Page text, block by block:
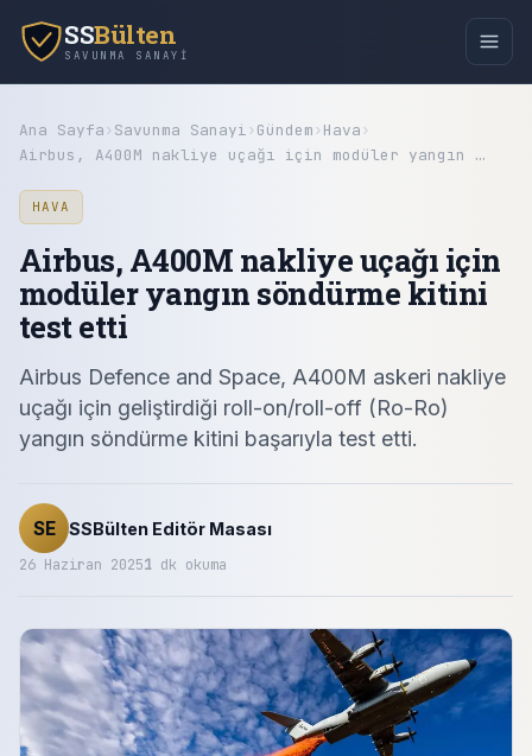
SSBülten
SAVUNMA SANAYI
Ana Sayfa› Savunma Sanayi› Gündem› Hava›
Airbus, A400M nakliye uçağı için modüler yangın …
HAVA
Airbus, A400M nakliye uçağı için
modüler yangın söndürme kitini
test etti
Airbus Defence and Space, A400M askeri nakliye
uçağı için geliştirdiği roll-on/roll-off (Ro-Ro)
yangın söndürme kitini başarıyla test etti.
SE SSBülten Editör Masası
26 Haziran 20251 dk okuma